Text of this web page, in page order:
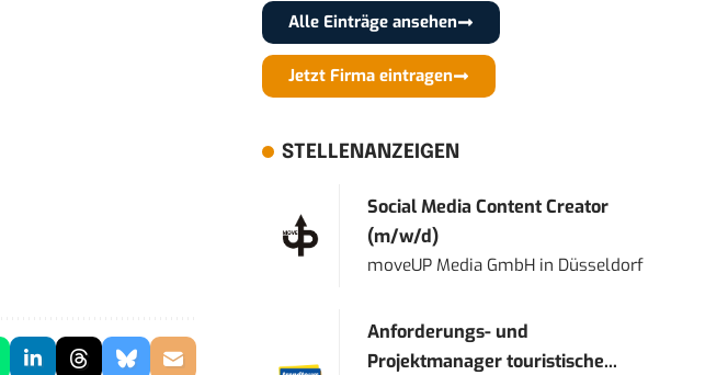
Alle Einträge ansehen
Jetzt Firma eintragen
STELLENANZEIGEN
Social Media Content Creator
(m/w/d)
moveUP Media GmbH in Düsseldorf
Anforderungs- und
Projektmanager touristische...